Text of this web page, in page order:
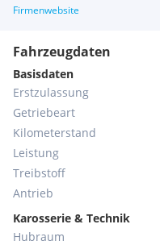
Firmenwebsite
Fahrzeugdaten
Basisdaten
Erstzulassung
Getriebeart
Kilometerstand
Leistung
Treibstoff
Antrieb
Karosserie & Technik
Hubraum